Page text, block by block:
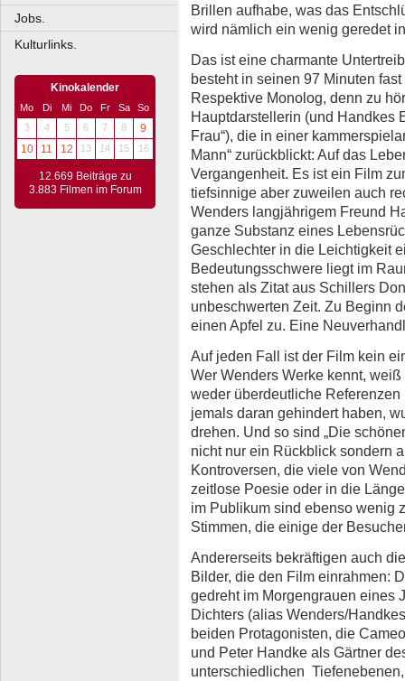
Jobs.
Kulturlinks.
Kinokalender
Mo Di Mi Do Fr Sa
So
3
4 5 6 7 8
9
10
11 12 13 14 15 16
12.669 Beiträge zu
3.883 Filmen im Forum
Brillen aufhabe, was das
wird nämlich ein wenig geredet
Das ist eine charmante
besteht in seinen 97 Minuten
Respektive Monolog, denn zu
Hauptdarstellerin (und Handkes
Frau“), die in einer
Mann“ zurückblickt: Auf das
Vergangenheit. Es ist ein Film
tiefsinnige aber zuweilen auch
Wenders langjährigem Freund
ganze Substanz eines
Geschlechter in die Leichtigkeit
Bedeutungsschwere liegt im
stehen als Zitat aus Schillers
unbeschwerten Zeit. Zu Beginn
einen Apfel zu. Eine
Auf jeden Fall ist der Film kein
Wer Wenders Werke kennt,
weder überdeutliche
jemals daran gehindert haben,
drehen. Und so sind „Die
nicht nur ein Rückblick sondern
Kontroversen, die viele von
zeitlose Poesie oder in die
im Publikum sind ebenso wenig
Stimmen, die einige der
Andererseits bekräftigen auch
Bilder, die den Film einrahmen:
gedreht im Morgengrauen eines
Dichters (alias Wenders/
beiden Protagonisten, die
und Peter Handke als Gärtner
unterschiedlichen